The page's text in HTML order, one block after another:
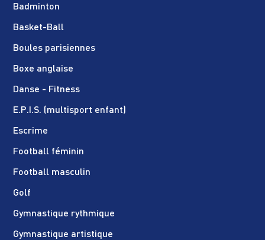
Badminton
Basket-Ball
Boules parisiennes
Boxe anglaise
Danse - Fitness
E.P.I.S. (multisport enfant)
Escrime
Football féminin
Football masculin
Golf
Gymnastique rythmique
Gymnastique artistique